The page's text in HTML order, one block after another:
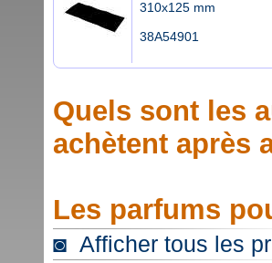
310x125 mm
38A54901
Quels sont les
achètent après
Les parfums
◙ Afficher tous les